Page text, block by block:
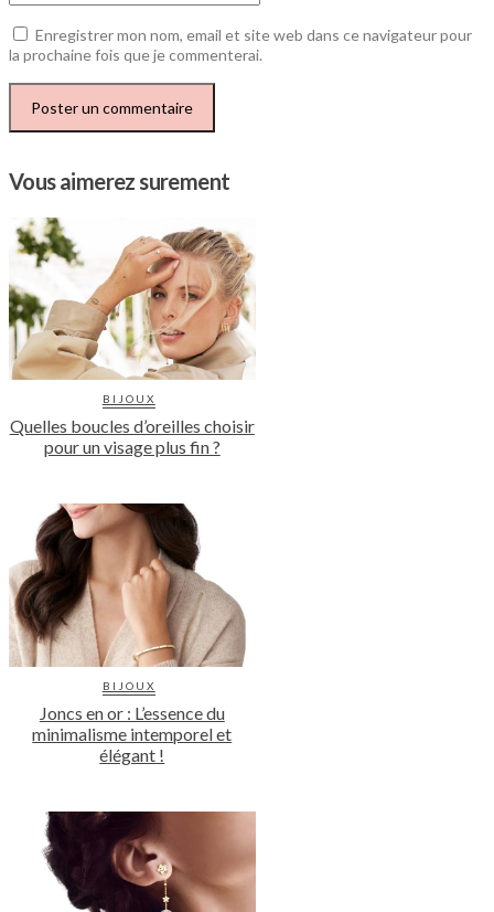
Enregistrer mon nom, email et site web dans ce navigateur pour
la prochaine fois que je commenterai.
Vous aimerez surement
BIJOUX
Quelles boucles d’oreilles choisir
pour un visage plus fin ?
BIJOUX
Joncs en or : L’essence du
minimalisme intemporel et
élégant !